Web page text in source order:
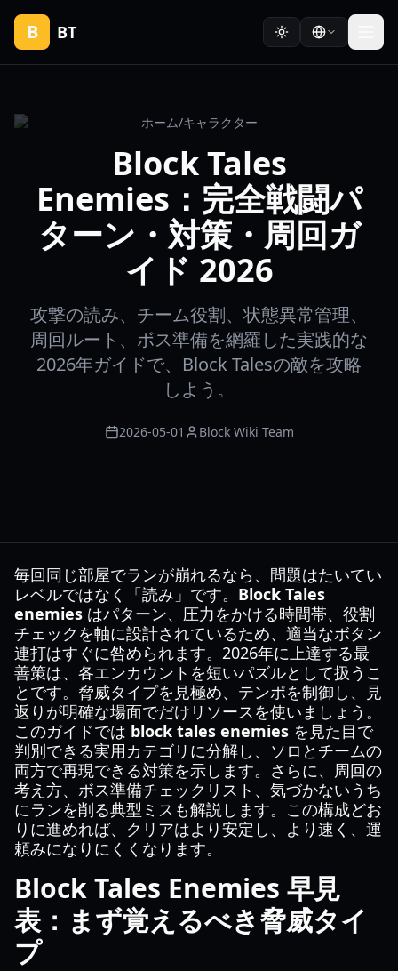
B BT
ホーム/キャラクター
Block Tales
Enemies：完全戦闘パ
ターン・対策・周回ガ
イド 2026
攻撃の読み、チーム役割、状態異常管理、
周回ルート、ボス準備を網羅した実践的な
2026年ガイドで、Block Talesの敵を攻略
しよう。
2026-05-01 Block Wiki Team
毎回同じ部屋でランが崩れるなら、問題はたいてい
レベルではなく「読み」です。 Block Tales
enemies はパターン、圧力をかける時間帯、役割
チェックを軸に設計されているため、適当なボタン
連打はすぐに咎められます。2026年に上達する最
善策は、各エンカウントを短いパズルとして扱うこ
とです。脅威タイプを見極め、テンポを制御し、見
返りが明確な場面でだけリソースを使いましょう。
このガイドでは block tales enemies を見た目で
判別できる実用カテゴリに分解し、ソロとチームの
両方で再現できる対策を示します。さらに、周回の
考え方、ボス準備チェックリスト、気づかないうち
にランを削る典型ミスも解説します。この構成どお
りに進めれば、クリアはより安定し、より速く、運
頼みになりにくくなります。
Block Tales Enemies 早見
表：まず覚えるべき脅威タイ
プ